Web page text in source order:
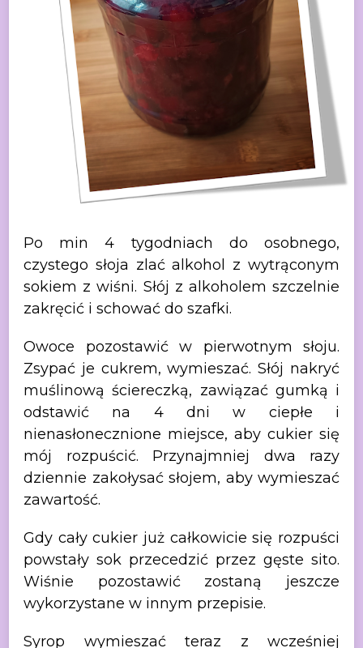
Po min
4 tygodniach do osobnego,
czystego słoja zlać alkohol z wytrąconym
sokiem z wiśni. Słój z alkoholem szczelnie
zakręcić i schować do szafki.
Owoce pozostawić w pierwotnym słoju.
Zsypać je cukrem, wymieszać. Słój nakryć
muślinową ściereczką, zawiązać gumką i
odstawić na 4 dni w ciepłe i
nienasłonecznione miejsce, aby cukier się
mój rozpuścić. Przynajmniej dwa razy
dziennie zakołysaćsłojem, aby wymieszać
zawartość.
Gdy cały cukier już całkowicie się rozpuści
powstały sok przecedzić przez gęste sito.
Wiśnie pozostawić zostaną jeszcze
wykorzystane w innym przepisie.
Syrop wymieszać teraz z wcześniej